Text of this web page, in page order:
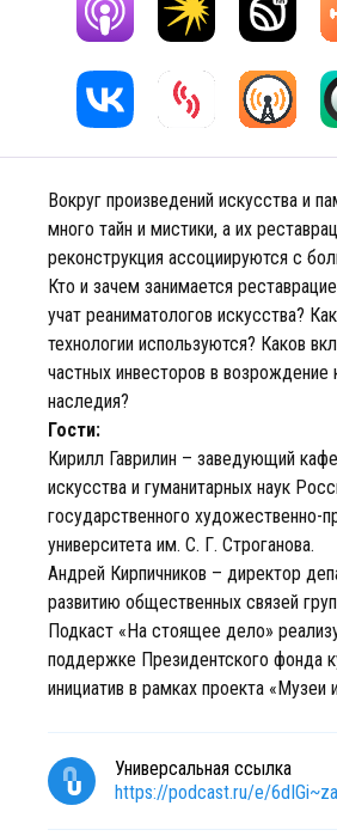
Вокруг произведений искусства и
много тайн и мистики, а их
реконструкция ассоциируются с
Кто и зачем занимается
учат реаниматологов искусства?
технологии используются? Каков
частных инвесторов в возрождение
наследия?
Гости:
Кирилл Гаврилин – заведующий
искусства и гуманитарных наук
государственного художественно-
университета им. С. Г. Строганова.
Андрей Кирпичников – директор
развитию общественных связей
Подкаст «На стоящее дело»
поддержке Президентского фонда
инициатив в рамках проекта «Музеи
Универсальная ссылка
https://podcast.ru/e/